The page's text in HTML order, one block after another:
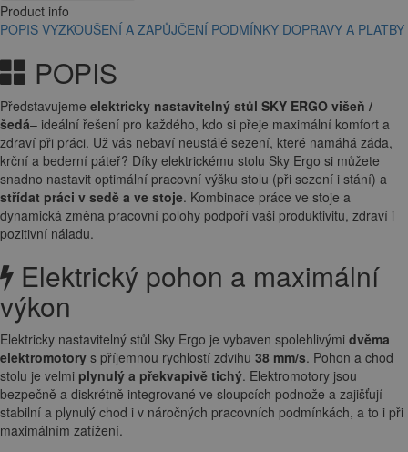
Product info
POPIS VYZKOUŠENÍ A ZAPŮJČENÍ PODMÍNKY DOPRAVY A PLATBY
POPIS
Představujeme elektricky nastavitelný stůl SKY ERGO višeň /
šedá– ideální řešení pro každého, kdo si přeje maximální komfort a
zdraví při práci. Už vás nebaví neustálé sezení, které namáhá záda,
krční a bederní páteř? Díky elektrickému stolu Sky Ergo si můžete
snadno nastavit optimální pracovní výšku stolu (při sezení i stání) a
střídat práci v sedě a ve stoje. Kombinace práce ve stoje a
dynamická změna pracovní polohy podpoří vaši produktivitu, zdraví i
pozitivní náladu.
Elektrický pohon a maximální
výkon
Elektricky nastavitelný stůl Sky Ergo je vybaven spolehlivými dvěma
elektromotory s příjemnou rychlostí zdvihu 38 mm/s. Pohon a chod
stolu je velmi plynulý a překvapivě tichý. Elektromotory jsou
bezpečně a diskrétně integrované ve sloupcích podnože a zajišťují
stabilní a plynulý chod i v náročných pracovních podmínkách, a to i při
maximálním zatížení.